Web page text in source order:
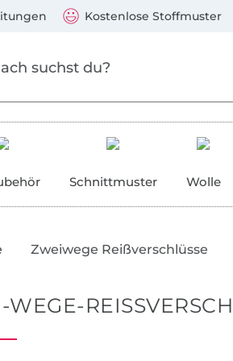
Kostenlose Stoffmuster
Schnittmuster Wolle
Zweiwege Reißverschlüsse
Mastercard, PayPal, Giropay,